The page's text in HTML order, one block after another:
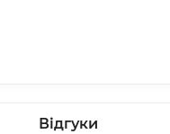
Відгуки